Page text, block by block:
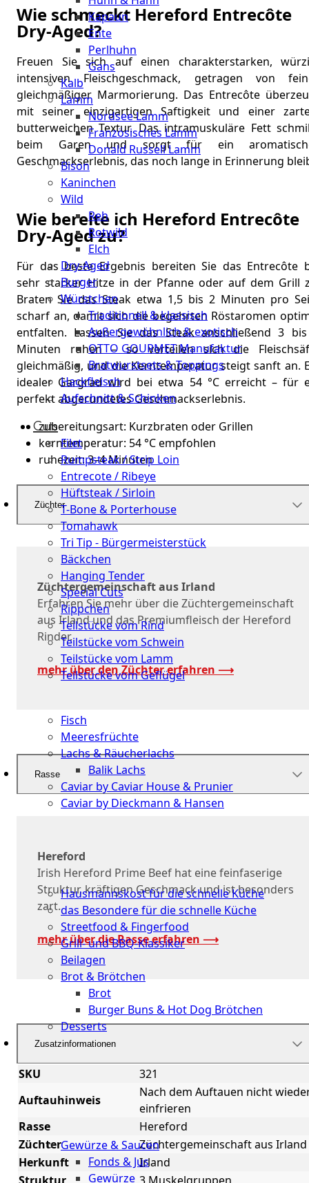
Kapaun
Ente
Perlhuhn
Gans
Kalb
Lamm
Nordsee Lamm
Französisches Lamm
Donald Russell Lamm
Bison
Kaninchen
Wild
Reh
Rotwild
Elch
Dry-Aged
Burger
Würstchen
Traditionell & klassisch
Außergewöhnlich & exotisch
OTTO GOURMET Manufaktur
Bratwurstsets & Toppings
Hackfleisch
Aufschnitt & Schinken
Cuts
Filet
Rumpsteak / Strip Loin
Entrecote / Ribeye
Hüftsteak / Sirloin
T-Bone & Porterhouse
Tomahawk
Tri Tip - Bürgermeisterstück
Bäckchen
Hanging Tender
Special Cuts
Rippchen
Teilstücke vom Rind
Teilstücke vom Schwein
Teilstücke vom Lamm
Teilstücke vom Geflügel
Fisch
Meeresfrüchte
Lachs & Räucherlachs
Balik Lachs
Caviar by Caviar House & Prunier
Caviar by Dieckmann & Hansen
Schnelle
Küche
Hausmannskost für die schnelle Küche
das Besondere für die schnelle Küche
Streetfood & Fingerfood
Grill- und BBQ-Klassiker
Beilagen
Brot & Brötchen
Brot
Burger Buns & Hot Dog Brötchen
Desserts
Sale
&
dazu
Gewürze & Saucen
Fonds & Jus
Gewürze
Wie schmeckt Hereford Entrecôte
Dry-Aged?
Freuen Sie sich auf einen charakterstarken,
intensiven Fleischgeschmack, getragen von
gleichmäßiger Marmorierung. Das Entrecôte
mit seiner einzigartigen Saftigkeit und einer
butterweichen Textur. Das intramuskuläre Fett
beim Garen und sorgt für ein
Geschmackserlebnis, das noch lange in Erinnerung
Wie bereite ich Hereford Entrecôte
Dry-Aged zu?
Für das beste Ergebnis bereiten Sie das Entrecôte
sehr starker Hitze in der Pfanne oder auf dem Grill
Braten Sie das Steak etwa 1,5 bis 2 Minuten pro
scharf an, damit sich die begehrten Röstaromen
entfalten. Lassen Sie das Steak anschließend 3
Minuten ruhen – so verteilen sich die
gleichmäßig, und die Kerntemperatur steigt sanft an.
idealer Gargrad wird bei etwa 54 °C erreicht – für
perfekt abgerundetes Geschmackserlebnis.
zubereitungsart: Kurzbraten oder Grillen
kerntemperatur: 54 °C empfohlen
ruhezeit: 3–4 Minuten
Züchter
Züchtergemeinschaft aus Irland
Erfahren Sie mehr über die Züchtergemeinschaft
aus Irland und das Premiumfleisch der Hereford
Rinder.
mehr über den Züchter erfahren ⟶
Rasse
Hereford
Irish Hereford Prime Beef hat eine feinfaserige
Struktur, kräftigen Geschmack und ist besonders
zart.
mehr über die Rasse erfahren ⟶
Zusatzinformationen
SKU
321
Auftauhinweis
Nach dem Auftauen nicht
einfrieren
Rasse
Hereford
Züchter
Züchtergemeinschaft aus Irland
Herkunft
Irland